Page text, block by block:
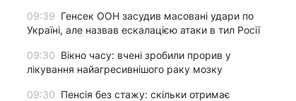
09:39 Генсек ООН засудив масовані удари по
Україні, але назвав ескалацією атаки в тил Росії
09:30 Вікно часу: вчені зробили прорив у
лікування найагресивнішого раку мозку
09:30 Пенсія без стажу: скільки отримає